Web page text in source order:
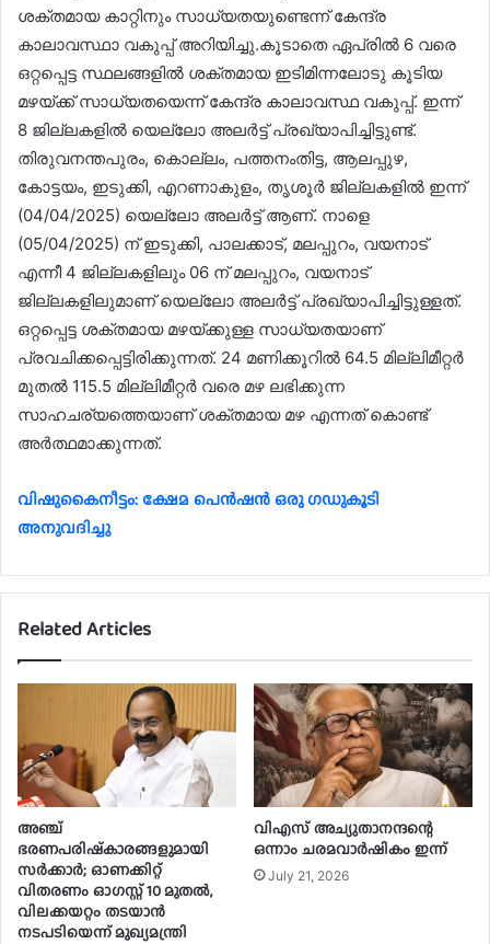
ശക്തമായ കാറ്റിനും സാധ്യതയുണ്ടെന്ന് കേന്ദ്ര
കാലാവസ്ഥാ വകുപ്പ് അറിയിച്ചു.കൂടാതെ ഏപ്രിൽ 6 വരെ
ഒറ്റപ്പെട്ട സ്ഥലങ്ങളിൽ ശക്തമായ ഇടിമിന്നലോടു കൂടിയ
മഴയ്ക്ക് സാധ്യതയെന്ന് കേന്ദ്ര കാലാവസ്ഥ വകുപ്പ്. ഇന്ന്
8 ജില്ലകളിൽ യെല്ലോ അലർട്ട് പ്രഖ്യാപിച്ചിട്ടുണ്ട്.
തിരുവനന്തപുരം, കൊല്ലം, പത്തനംതിട്ട, ആലപ്പുഴ,
കോട്ടയം, ഇടുക്കി, എറണാകുളം, തൃശൂർ ജില്ലകളിൽ ഇന്ന്
(04/04/2025) യെല്ലോ അലർട്ട് ആണ്. നാളെ
(05/04/2025) ന് ഇടുക്കി, പാലക്കാട്, മലപ്പുറം, വയനാട്
എന്നീ 4 ജില്ലകളിലും 06 ന് മലപ്പുറം, വയനാട്
ജില്ലകളിലുമാണ് യെല്ലോ അല‍ർട്ട് പ്രഖ്യാപിച്ചിട്ടുള്ളത്.
ഒറ്റപ്പെട്ട ശക്തമായ മഴയ്ക്കുള്ള സാധ്യതയാണ്
പ്രവചിക്കപ്പെട്ടിരിക്കുന്നത്. 24 മണിക്കൂറിൽ 64.5 മില്ലിമീറ്റർ
മുതൽ 115.5 മില്ലിമീറ്റർ വരെ മഴ ലഭിക്കുന്ന
സാഹചര്യത്തെയാണ് ശക്തമായ മഴ എന്നത് കൊണ്ട്
അർത്ഥമാക്കുന്നത്.
വിഷുകൈനീട്ടം: ക്ഷേമ പെന്‍ഷന്‍ ഒരു ഗഡുകൂടി
അനുവദിച്ചു
Related Articles
അഞ്ച്
ഭരണപരിഷ്‌കാരങ്ങളുമായി
സർക്കാർ; ഓണക്കിറ്റ്
വിതരണം ഓഗസ്റ്റ് 10 മുതൽ,
വിലക്കയറ്റം തടയാൻ
നടപടിയെന്ന് മുഖ്യമന്ത്രി
വിഎസ് അച്യുതാനന്ദന്റെ
ഒന്നാം ചരമവാർഷികം ഇന്ന്
July 21, 2026